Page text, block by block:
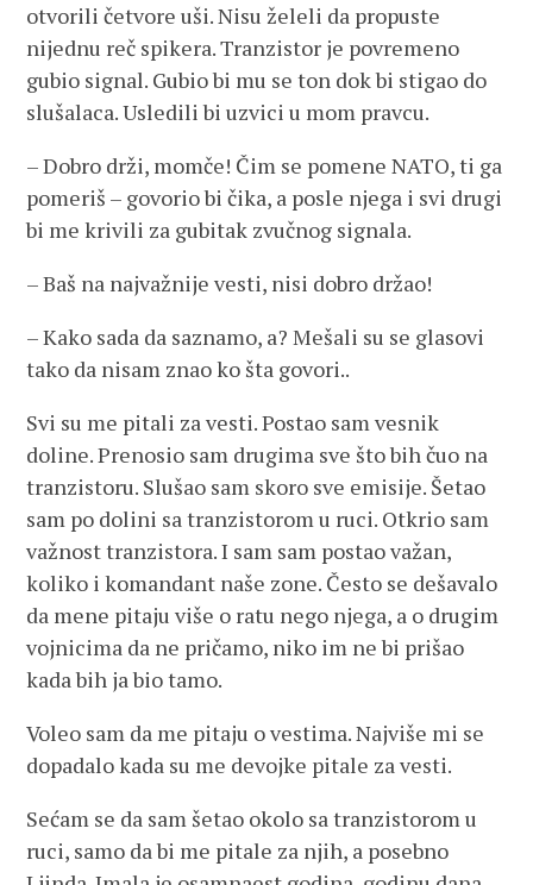
otvorili četvore uši. Nisu želeli da propuste
nijednu reč spikera. Tranzistor je povremeno
gubio signal. Gubio bi mu se ton dok bi stigao do
slušalaca. Usledili bi uzvici u mom pravcu.
– Dobro drži, momče! Čim se pomene NATO, ti ga
pomeriš – govorio bi čika, a posle njega i svi drugi
bi me krivili za gubitak zvučnog signala.
– Baš na najvažnije vesti, nisi dobro držao!
– Kako sada da saznamo, a? Mešali su se glasovi
tako da nisam znao ko šta govori..
Svi su me pitali za vesti. Postao sam vesnik
doline. Prenosio sam drugima sve što bih čuo na
tranzistoru. Slušao sam skoro sve emisije. Šetao
sam po dolini sa tranzistorom u ruci. Otkrio sam
važnost tranzistora. I sam sam postao važan,
koliko i komandant naše zone. Često se dešavalo
da mene pitaju više o ratu nego njega, a o drugim
vojnicima da ne pričamo, niko im ne bi prišao
kada bih ja bio tamo.
Voleo sam da me pitaju o vestima. Najviše mi se
dopadalo kada su me devojke pitale za vesti.
Sećam se da sam šetao okolo sa tranzistorom u
ruci, samo da bi me pitale za njih, a posebno